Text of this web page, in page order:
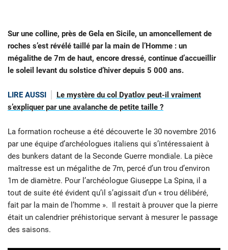
Sur une colline, près de Gela en Sicile, un amoncellement de
roches s’est révélé taillé par la main de l’Homme : un
mégalithe de 7m de haut, encore dressé, continue d’accueillir
le soleil levant du solstice d’hiver depuis 5 000 ans.
LIRE AUSSI
Le mystère du col Dyatlov peut-il vraiment
s’expliquer par une avalanche de petite taille ?
La formation rocheuse a été découverte le 30 novembre 2016
par une équipe d’archéologues italiens qui s’intéressaient à
des bunkers datant de la Seconde Guerre mondiale. La pièce
maîtresse est un mégalithe de 7m, percé d’un trou d’environ
1m de diamètre. Pour l’archéologue Giuseppe La Spina, il a
tout de suite été évident qu’il s’agissait d’un « trou délibéré,
fait par la main de l’homme ». Il restait à prouver que la pierre
était un calendrier préhistorique servant à mesurer le passage
des saisons.